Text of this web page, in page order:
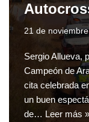
21 de
Sergio Allueva,
Campeón de
cita celebrada
un buen
de… Leer más »